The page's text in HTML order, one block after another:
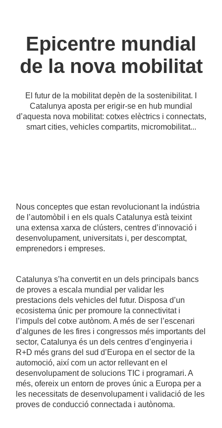
Epicentre mundial
de la nova mobilitat
El futur de la mobilitat depèn de la sostenibilitat. I
Catalunya aposta per erigir-se en hub mundial
d’aquesta nova mobilitat: cotxes elèctrics i connectats,
smart cities, vehicles compartits, micromobilitat...
Nous conceptes que estan revolucionant la indústria
de l’automòbil i en els quals Catalunya està teixint
una extensa xarxa de clústers, centres d’innovació i
desenvolupament, universitats i, per descomptat,
emprenedors i empreses.
Catalunya s’ha convertit en un dels principals bancs
de proves a escala mundial per validar les
prestacions dels vehicles del futur. Disposa d’un
ecosistema únic per promoure la connectivitat i
l’impuls del cotxe autònom. A més de ser l’escenari
d’algunes de les fires i congressos més importants del
sector, Catalunya és un dels centres d’enginyeria i
R+D més grans del sud d’Europa en el sector de la
automoció, així com un actor rellevant en el
desenvolupament de solucions TIC i programari. A
més, ofereix un entorn de proves únic a Europa per a
les necessitats de desenvolupament i validació de les
proves de conducció connectada i autònoma.